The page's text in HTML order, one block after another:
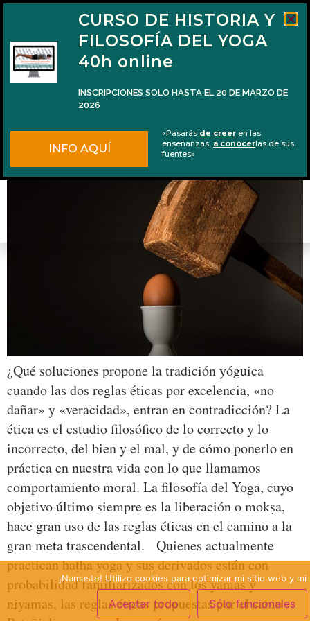
Ahiṁsā vs. Satya
¿Qué soluciones propone la tradición yóguica
cuando las dos reglas éticas por excelencia, «no
dañar» y «veracidad», entran en contradicción? La
ética es el estudio filosófico de lo correcto y lo
incorrecto, del bien y el mal, y de cómo ponerlo en
práctica en nuestra vida con lo que llamamos
comportamiento moral. La filosofía del Yoga, cuyo
objetivo último siempre es la liberación o mokṣa,
hace gran uso de las reglas éticas en el camino a la
gran meta trascendental. Quienes actualmente
practican haṭha yoga y sus derivados están con
probabilidad familiarizados con los yamas y
niyamas, las reglas éticas propuestas por el sabio
¡Namaste! Utilizo cookies para optimizar mi sitio web y mi
Aceptar todo Sólo funcionales
CURSO DE HISTORIA Y
FILOSOFÍA DEL YOGA
40h online
INSCRIPCIONES SOLO HASTA EL 20 DE MARZO DE
2026
INFO AQUÍ
«Pasarás de creer en las
enseñanzas, a conocerlas de sus
fuentes»